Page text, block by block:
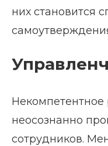
них становится
Некомпетентное
неосознанно
сотрудников.